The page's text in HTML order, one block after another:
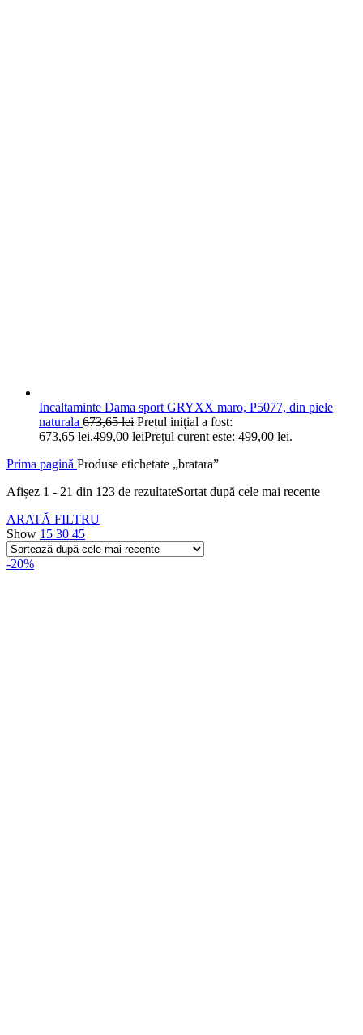
Incaltaminte Dama sport GRYXX maro, P5077, din piele
naturala 673,65lei Prețul inițial a fost:
673,65 lei.499,00 leiPrețul curent este: 499,00 lei.
Prima pagină Produse etichetate „bratara”
Afișez 1 - 21 din 123 de rezultateSortat după cele mai recente
ARATĂ FILTRU
Show 15 30 45
-20%